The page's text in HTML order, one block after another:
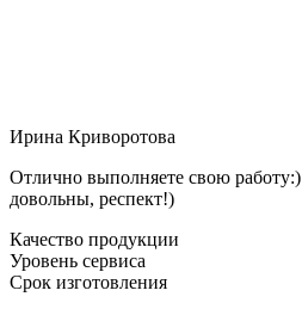
Ирина Криворотова
Отлично выполняете свою работу:)
довольны, респект!)
Качество продукции
Уровень сервиса
Срок изготовления